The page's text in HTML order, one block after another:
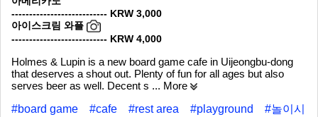
--------------------------- KRW 3,000
아이스크림 와플
--------------------------- KRW 4,000
Holmes & Lupin is a new board game cafe in Uijeongbu-dong
that deserves a shout out. Plenty of fun for all ages but also
serves beer as well. Decent s ... More
#board game
#cafe #rest area #playground
#놀이시